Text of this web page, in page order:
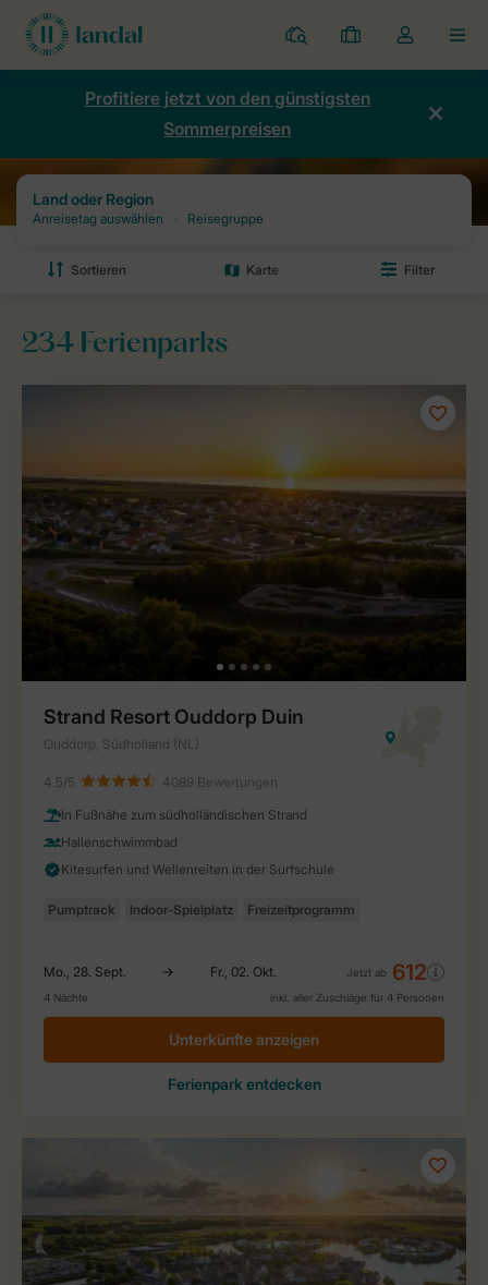
Ferienparks
Meine
Buchungen
Dropdown-
Menü
Kontos
Profitiere jetzt von den günstigsten
Sommerpreisen